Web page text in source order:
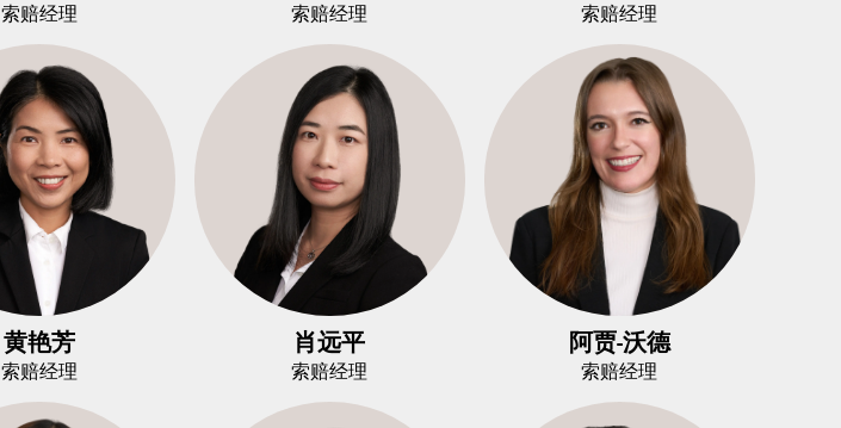
索赔经理 索赔经理 索赔经理
黄艳芳
索赔经理
肖远平
索赔经理
阿贾-沃德
索赔经理